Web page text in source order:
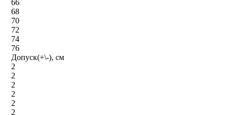
66
68
70
72
74
76
Допуск(+\-), см
2
2
2
2
2
2